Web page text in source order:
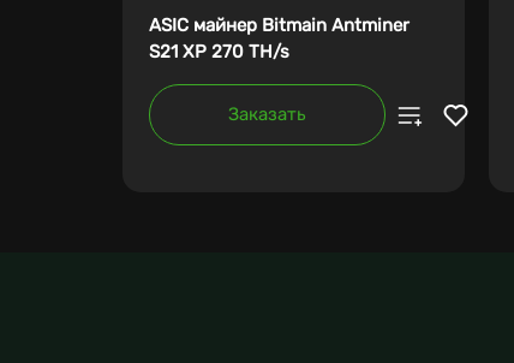
ASIC майнер Bitmain Antminer
S21 XP 270 TH/s
Заказать